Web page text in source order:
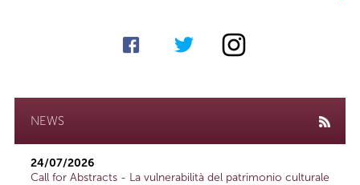
NEWS
24/07/2026
Call for Abstracts - La vulnerabilità del patrimonio culturale